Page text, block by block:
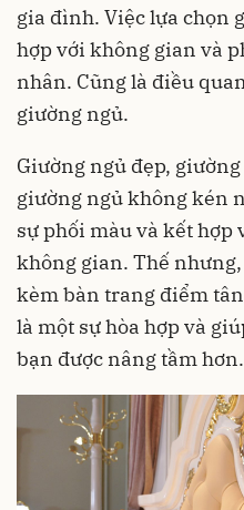
gia đình. Việc lựa chọn
hợp với không gian và
nhân. Cũng là điều
giường ngủ.
Giường ngủ đẹp,
giường ngủ không kén
sự phối màu và kết
không gian. Thế
kèm bàn trang điểm
là một sự hòa hợp và
bạn được nâng tầm hơn.